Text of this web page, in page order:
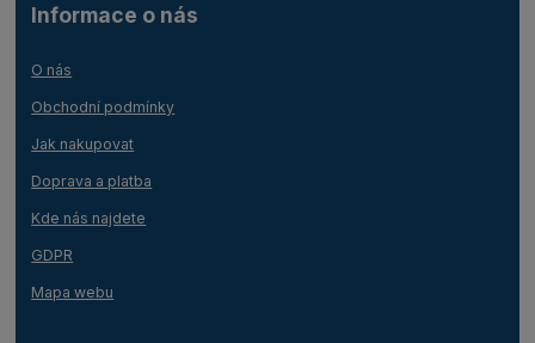
Informace o nás
O nás
Obchodní podmínky
Jak nakupovat
Doprava a platba
Kde nás najdete
GDPR
Mapa webu